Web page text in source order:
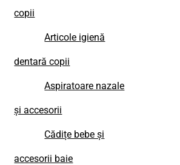
copii
Articole igienă
dentară copii
Aspiratoare nazale
și accesorii
Cădițe bebe și
accesorii baie